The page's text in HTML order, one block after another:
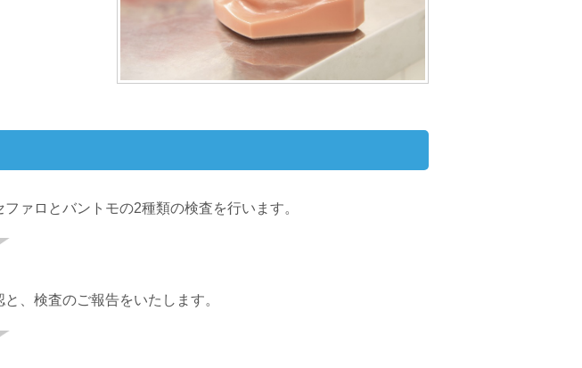
ァロとバントモの2種類の検査を行います。
、検査のご報告をいたします。